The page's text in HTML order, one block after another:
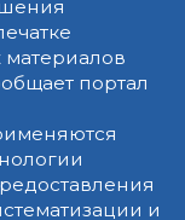
портал
и